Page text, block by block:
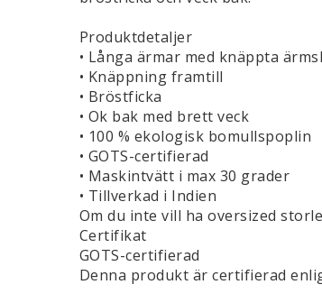
Produktdetaljer
• Långa ärmar med knäppta
• Knäppning framtill
• Bröstficka
• Ok bak med brett veck
• 100 % ekologisk bomullspoplin
• GOTS-certifierad
• Maskintvätt i max 30 grader
• Tillverkad i Indien
Om du inte vill ha oversized
Certifikat
GOTS-certifierad
Denna produkt är certifierad